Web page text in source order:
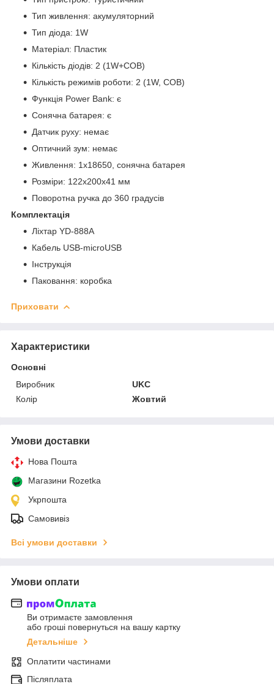
Тип живлення: акумуляторний
Тип діода: 1W
Матеріал: Пластик
Кількість діодів: 2 (1W+COB)
Кількість режимів роботи: 2 (1W, COB)
Функція Power Bank: є
Сонячна батарея: є
Датчик руху: немає
Оптичний зум: немає
Живлення: 1x18650, сонячна батарея
Розміри: 122х200х41 мм
Поворотна ручка до 360 градусів
Комплектація
Ліхтар YD-888A
Кабель USB-microUSB
Інструкція
Паковання: коробка
Приховати
Характеристики
Основні
Виробник
UKC
Колір
Жовтий
Умови доставки
Нова Пошта
Магазини Rozetka
Укрпошта
Самовивіз
Всі умови доставки
Умови оплати
Ви отримаєте замовлення
або гроші повернуться на вашу картку
Детальніше
Оплатити частинами
Післяплата